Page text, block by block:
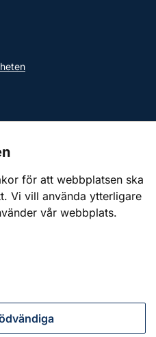
för att webbplatsen ska
Vi vill använda ytterligare
vår webbplats.